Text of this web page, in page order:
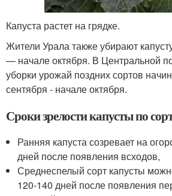
Капуста растет на грядке.
Жители Урала также убирают
— начале октября. В Центральной
уборки урожай поздних сортов
сентября - начале октября.
Сроки зрелости капусты по
Ранняя капуста созревает на
дней после появления всходов,
Среднеспелый сорт капусты
120-140 дней после появления